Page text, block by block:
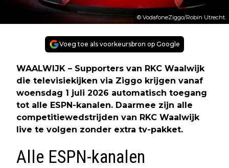
© VodafoneZiggo/Robin Utrecht.
Voeg toe als voorkeursbron op Google
WAALWIJK – Supporters van RKC Waalwijk
die televisiekijken via Ziggo krijgen vanaf
woensdag 1 juli 2026 automatisch toegang
tot alle ESPN-kanalen. Daarmee zijn alle
competitiewedstrijden van RKC Waalwijk
live te volgen zonder extra tv-pakket.
Alle ESPN-kanalen